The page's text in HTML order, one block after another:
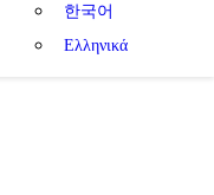
한국어
Ελληνικά